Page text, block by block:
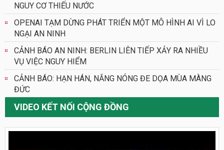
NGUY CƠ THIẾU NƯỚC
OPENAI TẠM DỪNG PHÁT TRIỂN MỘT MÔ HÌNH AI VÌ LO
NGẠI AN NINH
CẢNH BÁO AN NINH: BERLIN LIÊN TIẾP XẢY RA NHIỀU
VỤ VIỆC NGUY HIỂM
CẢNH BÁO: HẠN HÁN, NẮNG NÓNG ĐE DỌA MÙA MÀNG
ĐỨC
VIDEO KẾT NỐI CỘNG ĐỒNG